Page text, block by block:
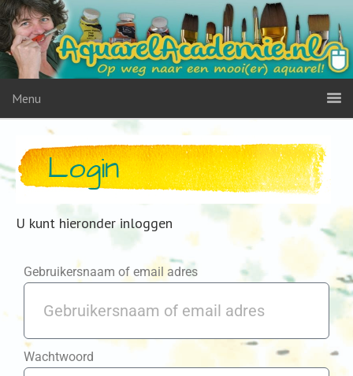
Menu
Login
U kunt hieronder inloggen
Gebruikersnaam of email adres
Wachtwoord